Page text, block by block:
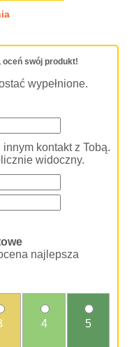
oceń swój produkt!
wypełnione.
kontakt z Tobą.
widoczny.
najlepsza
4 5